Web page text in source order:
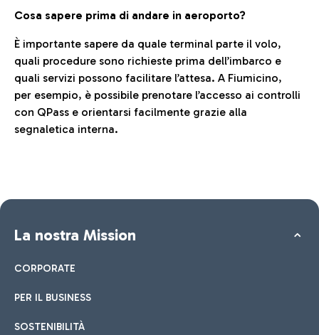
Cosa sapere prima di andare in aeroporto?
È importante sapere da quale terminal parte il volo,
quali procedure sono richieste prima dell’imbarco e
quali servizi possono facilitare l’attesa. A Fiumicino,
per esempio, è possibile prenotare l’accesso ai controlli
con QPass e orientarsi facilmente grazie alla
segnaletica interna.
La nostra Mission
CORPORATE
PER IL BUSINESS
SOSTENIBILITÀ